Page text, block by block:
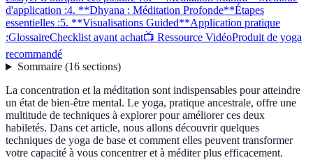
d'application :4. **Dhyana : Méditation Profonde**Étapes
essentielles :5. **Visualisations Guided**Application pratique
:GlossaireChecklist avant achat📺 Ressource VidéoProduit de yoga
recommandé
Sommaire(16 sections)
La concentration et la méditation sont indispensables pour atteindre
un état de bien-être mental. Le yoga, pratique ancestrale, offre une
multitude de techniques à explorer pour améliorer ces deux
habiletés. Dans cet article, nous allons découvrir quelques
techniques de yoga de base et comment elles peuvent transformer
votre capacité à vous concentrer et à méditer plus efficacement.